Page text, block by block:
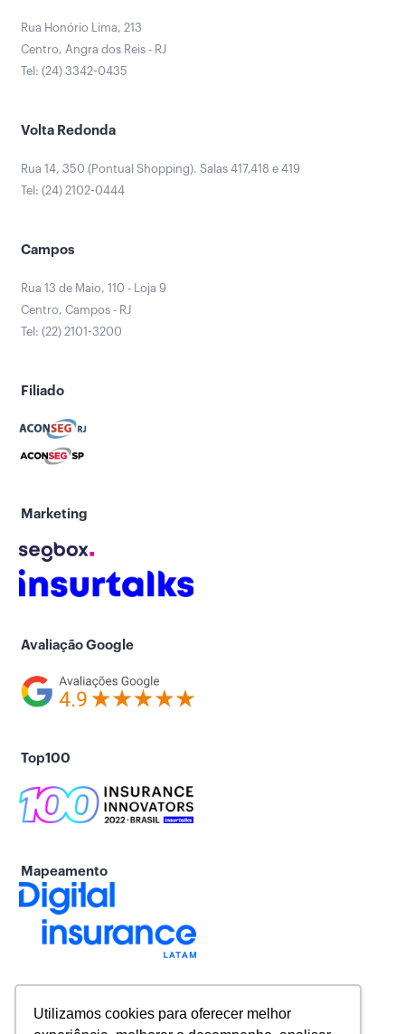
Utilizamos cookies para oferecer melhor
Rua Honório Lima, 213
Centro, Angra dos Reis - RJ
Tel: (24) 3342-0435
Volta Redonda
Rua 14, 350 (Pontual Shopping). Salas 417,418 e 419
Tel: (24) 2102-0444
Campos
Rua 13 de Maio, 110 - Loja 9
Centro, Campos - RJ
Tel: (22) 2101-3200
Filiado
Marketing
Avaliação Google
Top100
Mapeamento